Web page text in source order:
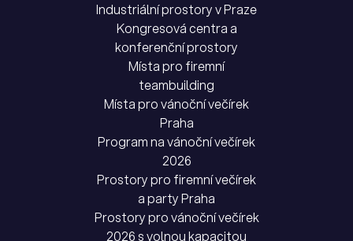
Industriální prostory v Praze
Kongresová centra a
konferenční prostory
Místa pro firemní
teambuilding
Místa pro vánoční večírek
Praha
Program na vánoční večírek
2026
Prostory pro firemní večírek
a party Praha
Prostory pro vánoční večírek
2026 s volnou kapacitou